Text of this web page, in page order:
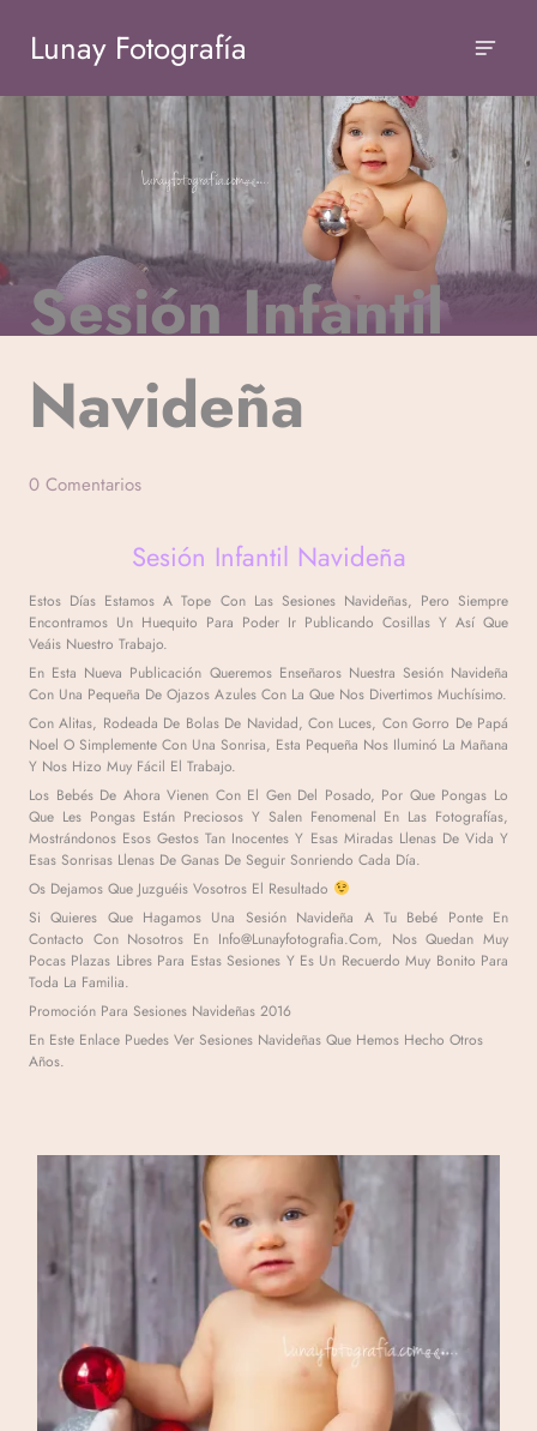
Lunay Fotografía
BEBÉS
BOOKS
Sesión Infantil
Navideña
Por
0 Comentarios
Sesión Infantil Navideña
Estos Días Estamos A Tope Con Las Sesiones Navideñas, Pero Siempre
Encontramos Un Huequito Para Poder Ir Publicando Cosillas Y Así Que
Veáis Nuestro Trabajo.
En Esta Nueva Publicación Queremos Enseñaros Nuestra Sesión Navideña
Con Una Pequeña De Ojazos Azules Con La Que Nos Divertimos Muchísimo.
Con Alitas, Rodeada De Bolas De Navidad, Con Luces, Con Gorro De Papá
Noel O Simplemente Con Una Sonrisa, Esta Pequeña Nos Iluminó La Mañana
Y Nos Hizo Muy Fácil El Trabajo.
Los Bebés De Ahora Vienen Con El Gen Del Posado, Por Que Pongas Lo
Que Les Pongas Están Preciosos Y Salen Fenomenal En Las Fotografías,
Mostrándonos Esos Gestos Tan Inocentes Y Esas Miradas Llenas De Vida Y
Esas Sonrisas Llenas De Ganas De Seguir Sonriendo Cada Día.
Os Dejamos Que Juzguéis Vosotros El Resultado
Si Quieres Que Hagamos Una Sesión Navideña A Tu Bebé Ponte En
Contacto Con Nosotros En Info@lunayfotografia.com, Nos Quedan Muy
Pocas Plazas Libres Para Estas Sesiones Y Es Un Recuerdo Muy Bonito Para
Toda La Familia.
Promoción Para Sesiones Navideñas 2016
En Este Enlace Puedes Ver Sesiones Navideñas Que Hemos Hecho Otros
Años.